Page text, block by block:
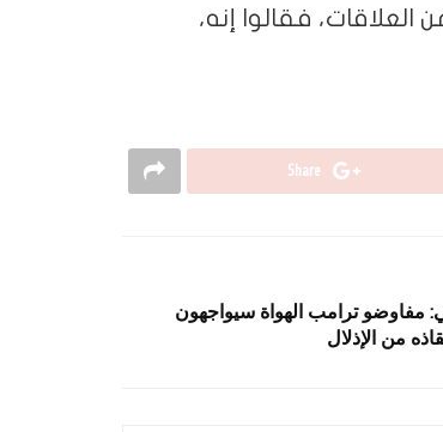
فقالوا إنه،
Share
مفاوضو ترامب الهواة سيواجهون
من الإذلال